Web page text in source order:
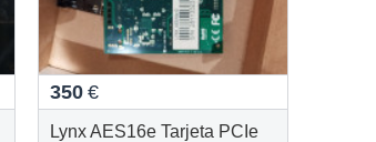
350 €
Lynx AES16e Tarjeta PCIe